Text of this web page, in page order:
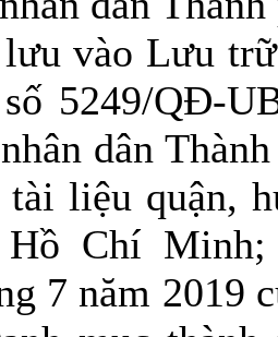
vào Lưu
5249/QĐ-
dân
tài liệu quận,
Hồ Chí
7 năm 2019